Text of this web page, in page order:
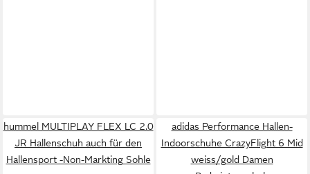
hummel MULTIPLAY FLEX LC 2.0
JR Hallenschuh auch für den
Hallensport -Non-Markting Sohle
adidas Performance Hallen-
Indoorschuhe CrazyFlight 6 Mid
weiss/gold Damen